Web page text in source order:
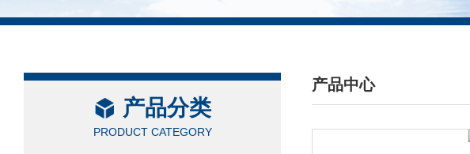
产品分类
PRODUCT CATEGORY
产品中心
/ PRODUCTS CENTER